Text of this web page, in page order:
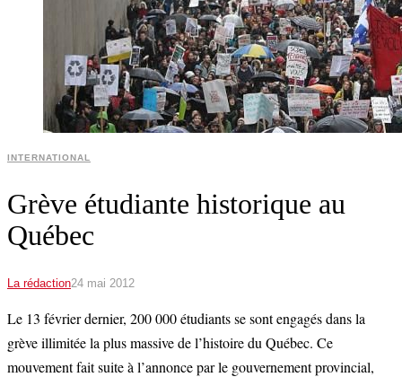
INTERNATIONAL
Grève étudiante historique au
Québec
La rédaction24 mai 2012
Le 13 février dernier, 200 000 étudiants se sont engagés dans la
grève illimitée la plus massive de l’histoire du Québec. Ce
mouvement fait suite à l’annonce par le gouvernement provincial,